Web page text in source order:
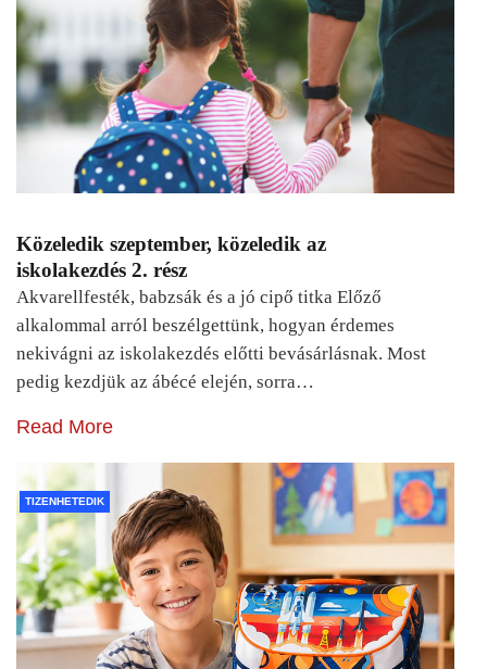
Közeledik szeptember, közeledik az
iskolakezdés 2. rész
Akvarellfesték, babzsák és a jó cipő titka Előző
alkalommal arról beszélgettünk, hogyan érdemes
nekivágni az iskolakezdés előtti bevásárlásnak. Most
pedig kezdjük az ábécé elején, sorra…
Read More
TIZENHETEDIK